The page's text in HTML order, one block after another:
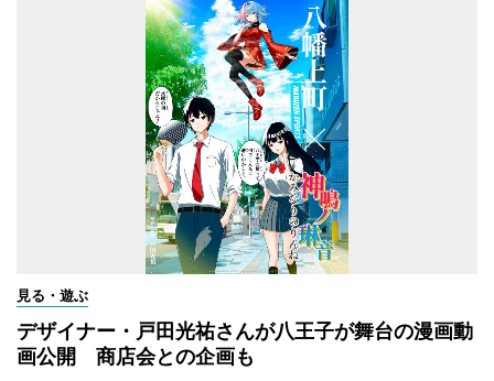
見る・遊ぶ
デザイナー・戸田光祐さんが八王子が舞台の漫画動
画公開 商店会との企画も